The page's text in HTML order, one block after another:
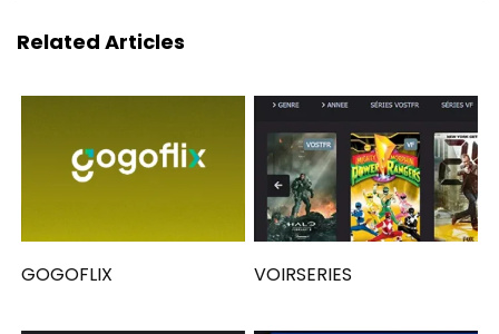
Related Articles
GOGOFLIX VOIRSERIES